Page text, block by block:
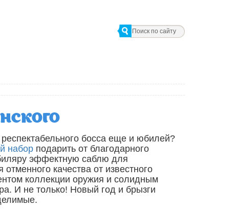
босса еще и юбилей?
набор подарить от благодарного
эффектную саблю для
качества от известного
коллекции оружия и солидным
И не только! Новый год и брызги